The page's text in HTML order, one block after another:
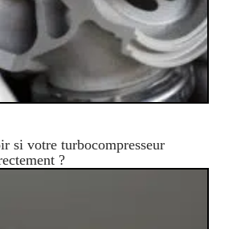
si votre turbocompresseur
?